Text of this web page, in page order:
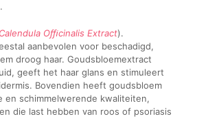
Calendula Oﬃcinalis Extract).
aanbevolen voor beschadigd,
droog haar. Goudsbloemextract
geeft het haar glans en stimuleert
Bovendien heeft goudsbloem
en schimmelwerende kwaliteiten,
die last hebben van roos of psoriasis